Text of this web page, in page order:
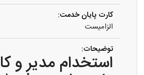
کارت پایان خدمت:
الزامیست
توضیحات:
استخدام مدیر و